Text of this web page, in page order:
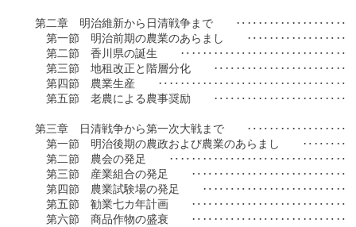
第二章　明治維新から日清戦争まで　　
第一節　明治前期の農業のあらまし　　
第二節　香川県の誕生　　
第三節　地租改正と階層分化　　
第四節　農業生産　　
第五節　老農による農事奨励　　
第三章　日清戦争から第一次大戦まで　　
第一節　明治後期の農政および農業のあらまし　　
第二節　農会の発足　　
第三節　産業組合の発足　　
第四節　農業試験場の発足　　
第五節　勧業七カ年計画　　
第六節　商品作物の盛衰　　